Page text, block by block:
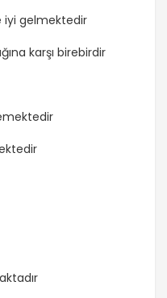
iyi gelmektedir
karşı birebirdir